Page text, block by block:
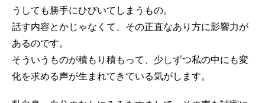
うしても勝手にひびいてしまうもの。
話す内容とかじゃなくて、その正直なあり方に影響力が
あるのです。
そういうものが積もり積もって、少しずつ私の中にも変
化を求める声が生まれてきている気がします。